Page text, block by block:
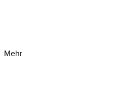
Mehr